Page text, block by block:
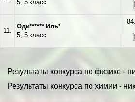
5, 5 класс
11.
Оди****** Иль*
5, 5 класс
84
Результаты конкурса по физике -
Результаты конкурса по химии -